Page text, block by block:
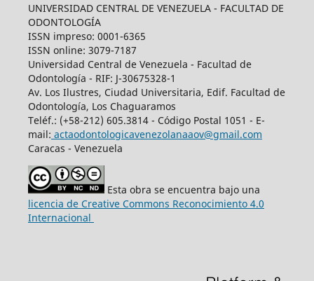
UNIVERSIDAD CENTRAL DE VENEZUELA - FACULTAD DE
ODONTOLOGÍA
ISSN impreso: 0001-6365
ISSN online: 3079-7187
Universidad Central de Venezuela - Facultad de
Odontología - RIF: J-30675328-1
Av. Los Ilustres, Ciudad Universitaria, Edif. Facultad de
Odontología, Los Chaguaramos
Teléf.: (+58-212) 605.3814 - Código Postal 1051 - E-
mail: actaodontologicavenezolanaaov@gmail.com
Caracas - Venezuela
Esta obra se encuentra bajo una
licencia de Creative Commons Reconocimiento 4.0
Internacional